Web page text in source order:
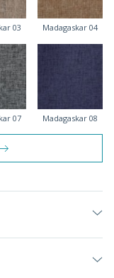
03 Madagaskar 04
07 Madagaskar 08